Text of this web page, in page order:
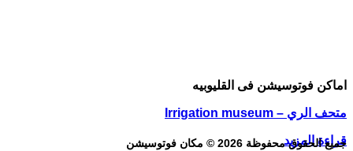
اماكن فوتوسيشن فى القليوبيه
متحف الري – Irrigation museum
قراءة المزيد
جميع الحقوق محفوظة 2026 © مكان فوتوسيشن